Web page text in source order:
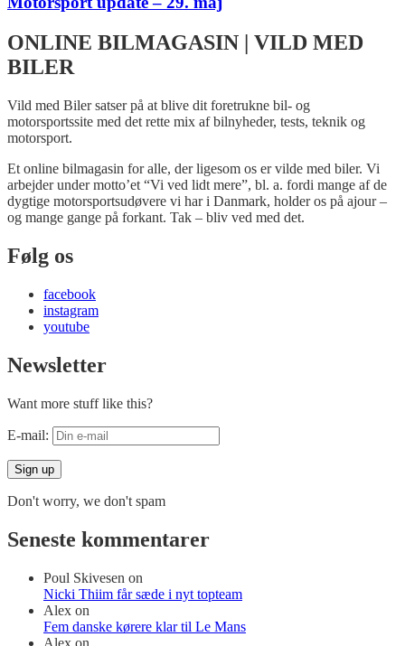
ONLINE BILMAGASIN | VILD MED
BILER
Vild med Biler satser på at blive dit foretrukne bil- og
motorsportssite med det rette mix af bilnyheder, tests, teknik og
motorsport.
Et online bilmagasin for alle, der ligesom os er vilde med biler. Vi
arbejder under motto’et “Vi ved lidt mere”, bl. a. fordi mange af de
dygtige motorsportsudøvere vi har i Danmark, holder os på ajour –
og mange gange på forkant. Tak – bliv ved med det.
Følg os
facebook
instagram
youtube
Newsletter
Want more stuff like this?
E-mail:
Don't worry, we don't spam
Seneste kommentarer
Poul Skivesen on
Nicki Thiim får sæde i nyt topteam
Alex on
Fem danske kørere klar til Le Mans
Alex on